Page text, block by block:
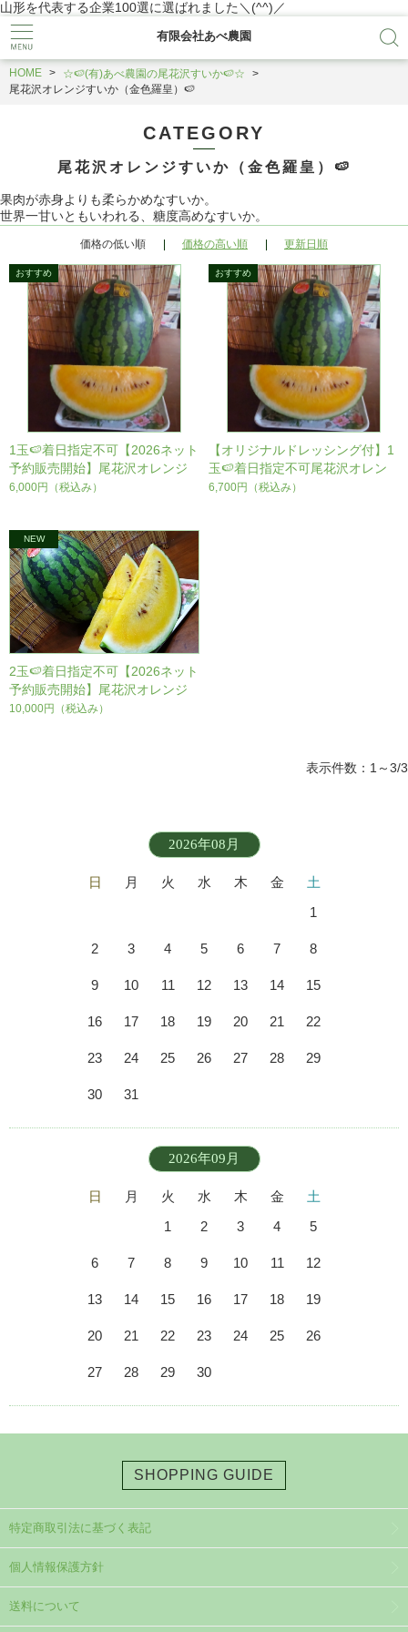
山形を代表する企業100選に選ばれました＼(^^)／
有限会社あべ農園
HOME
☆🍉(有)あべ農園の尾花沢すいか🍉☆
尾花沢オレンジすいか（金色羅皇）🍉
CATEGORY
尾花沢オレンジすいか（金色羅皇）🍉
果肉が赤身よりも柔らかめなすいか。
世界一甘いともいわれる、糖度高めなすいか。
価格の低い順 価格の高い順 更新日順
1玉🍉着日指定不可【2026ネット
予約販売開始】尾花沢オレンジ
スイカ（こんじきらおう金色羅
6,000円 （税込み）
【オリジナルドレッシング付】1
玉🍉着日指定不可尾花沢オレン
ジスイカ（こんじきらおう金色
6,700円 （税込み）
2玉🍉着日指定不可【2026ネット
予約販売開始】尾花沢オレンジ
スイカ（こんじきらおう金色羅
10,000円 （税込み）
表示件数：1～3/3
2026年08月
日 月 火 水 木 金
土
1
2 3 4 5 6 7 8
9 10 11 12 13 14 15
16 17 18 19 20 21 22
23 24 25 26 27 28 29
30 31
2026年09月
日 月 火 水 木 金
土
1
2 3 4 5
6 7 8 9 10 11 12
13 14 15 16 17 18 19
20 21 22 23 24 25 26
27 28 29 30
SHOPPING GUIDE
特定商取引法に基づく表記
個人情報保護方針
送料について